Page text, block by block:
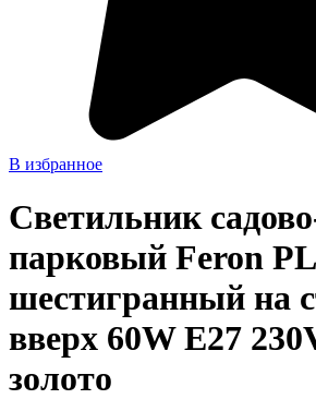
В избранное
Светильник
парковый Feron
шестигранный на
вверх 60W E27
золото